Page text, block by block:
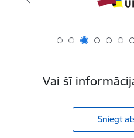
Vai šī
Sniegt